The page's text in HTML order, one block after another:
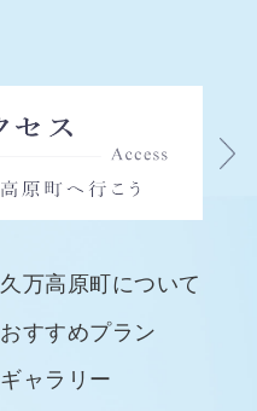
久万高原町について
おすすめプラン
ギャラリー